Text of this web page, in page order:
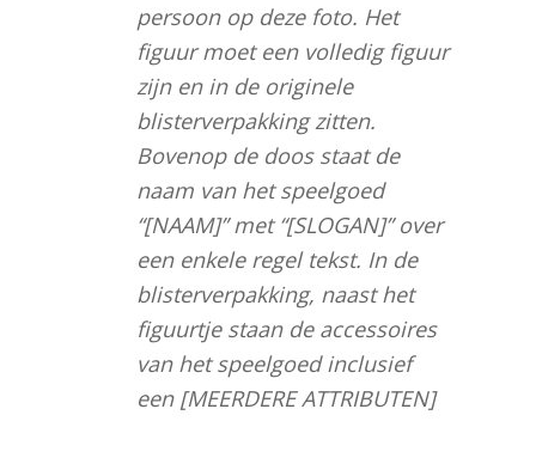
persoon op deze foto. Het
figuur moet een volledig figuur
zijn en in de originele
blisterverpakking zitten.
Bovenop de doos staat de
naam van het speelgoed
“[NAAM]” met “[SLOGAN]” over
een enkele regel tekst. In de
blisterverpakking, naast het
figuurtje staan de accessoires
van het speelgoed inclusief
een [MEERDERE ATTRIBUTEN]